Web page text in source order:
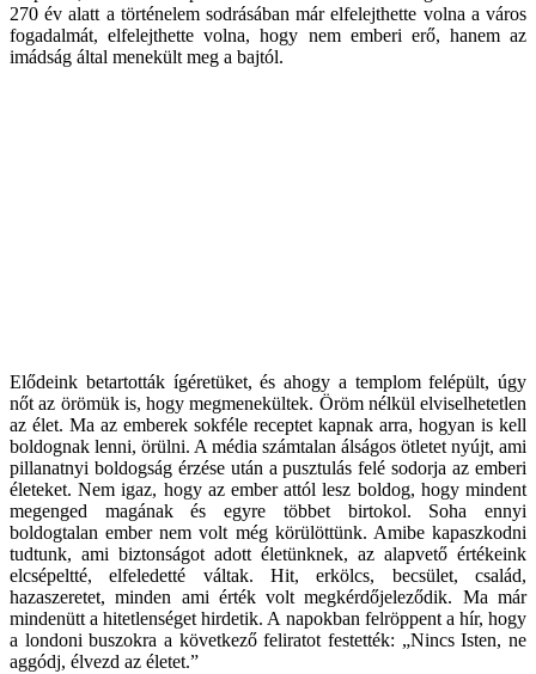
270 év alatt a történelem sodrásában már elfelejthette volna a város
fogadalmát, elfelejthette volna, hogy nem emberi erő, hanem az
imádság által menekült meg a bajtól.
Elődeink betartották ígéretüket, és ahogy a templom felépült, úgy
nőt az örömük is, hogy megmenekültek. Öröm nélkül elviselhetetlen
az élet. Ma az emberek sokféle receptet kapnak arra, hogyan is kell
boldognak lenni, örülni. A média számtalan álságos ötletet nyújt, ami
pillanatnyi boldogság érzése után a pusztulás felé sodorja az emberi
életeket. Nem igaz, hogy az ember attól lesz boldog, hogy mindent
megenged magának és egyre többet birtokol. Soha ennyi
boldogtalan ember nem volt még körülöttünk. Amibe kapaszkodni
tudtunk, ami biztonságot adott életünknek, az alapvető értékeink
elcsépeltté, elfeledetté váltak. Hit, erkölcs, becsület, család,
hazaszeretet, minden ami érték volt megkérdőjeleződik. Ma már
mindenütt a hitetlenséget hirdetik. A napokban felröppent a hír, hogy
a londoni buszokra a következő feliratot festették: „Nincs Isten, ne
aggódj, élvezd az életet.”